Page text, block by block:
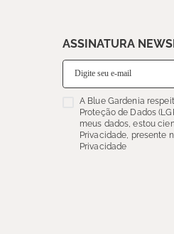
ASSINATURA
A Blue Gardenia
Proteção de Dados
meus dados, estou
Privacidade, presente
Privacidade